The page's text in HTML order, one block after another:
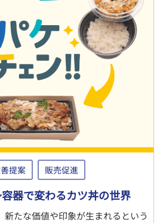
提案 販売促進
器で変わるカツ丼の世界
新たな価値や印象が生まれるという